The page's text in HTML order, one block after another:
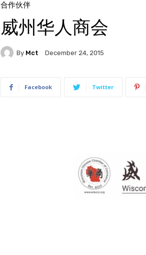
合作伙伴
威州华人商会
By Mct December 24, 2015
Facebook Twitter